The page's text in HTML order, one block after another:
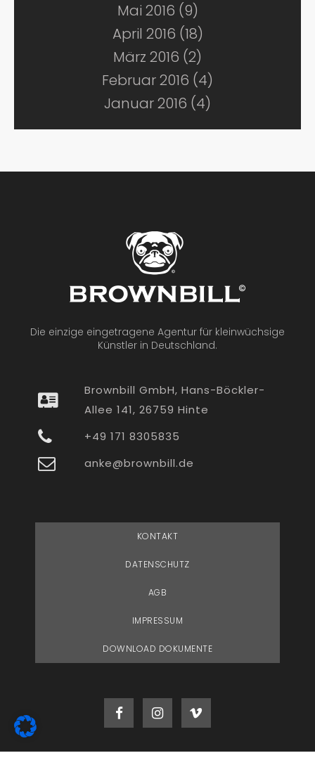
Mai 2016 (9)
April 2016 (18)
März 2016 (2)
Februar 2016 (4)
Januar 2016 (4)
Die einzige eingetragene Agentur für kleinwüchsige
Künstler in Deutschland.
Brownbill GmbH, Hans-Böckler-
Allee 141, 26759 Hinte
+49 171 8305835
anke@brownbill.de
KONTAKT
DATENSCHUTZ
AGB
IMPRESSUM
DOWNLOAD DOKUMENTE